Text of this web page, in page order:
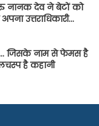
नानक देव ने बेटों को
उत्तराधिकारी…
जिसके नाम से फेमस है
है कहानी